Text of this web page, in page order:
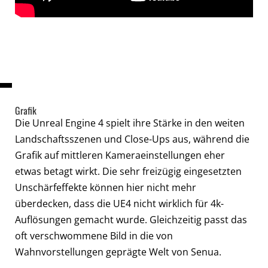
Grafik
Die Unreal Engine 4 spielt ihre Stärke in den weiten
Landschaftsszenen und Close-Ups aus, während die
Grafik auf mittleren Kameraeinstellungen eher
etwas betagt wirkt. Die sehr freizügig eingesetzten
Unschärfeffekte können hier nicht mehr
überdecken, dass die UE4 nicht wirklich für 4k-
Auflösungen gemacht wurde. Gleichzeitig passt das
oft verschwommene Bild in die von
Wahnvorstellungen geprägte Welt von Senua.